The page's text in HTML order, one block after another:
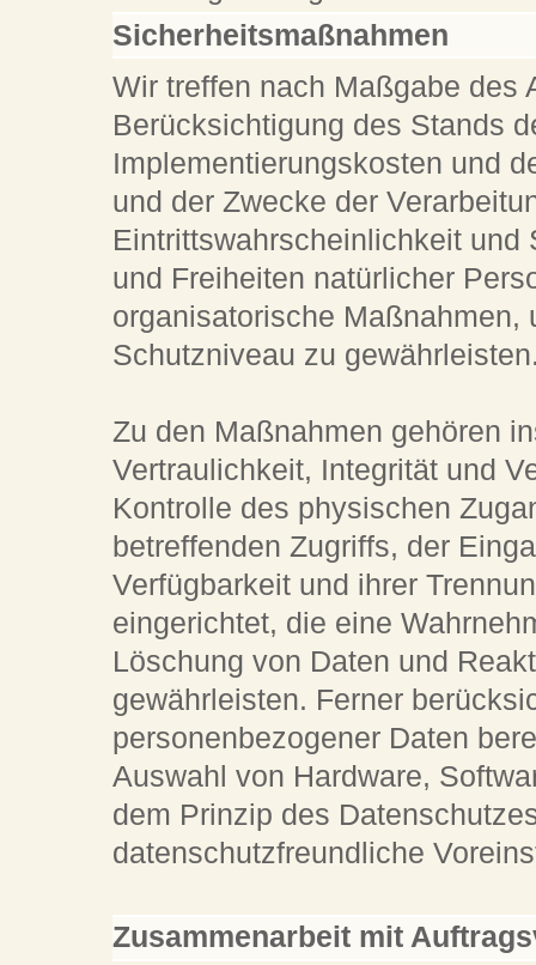
Sicherheitsmaßnahmen
Wir treffen nach Maßgabe des
Berücksichtigung des Stands
Implementierungskosten und
und der Zwecke der
Eintrittswahrscheinlichkeit
und Freiheiten natürlicher
organisatorische
Schutzniveau zu
Zu den Maßnahmen gehören
Vertraulichkeit, Integrität und
Kontrolle des physischen
betreffenden Zugriffs, der
Verfügbarkeit und ihrer
eingerichtet, die eine
Löschung von Daten und
gewährleisten. Ferner
personenbezogener Daten
Auswahl von Hardware,
dem Prinzip des
datenschutzfreundliche
Zusammenarbeit mit